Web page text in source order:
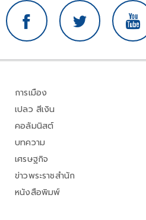
การเมือง
เปลว สีเงิน
คอลัมนิสต์
บทความ
เศรษฐกิจ
ข่าวพระราชสำนัก
หนังสือพิมพ์